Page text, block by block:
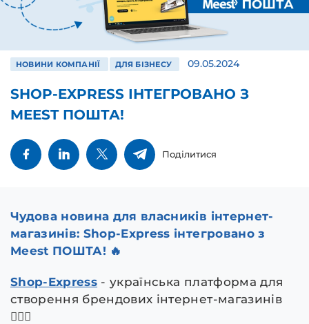
НОВИНИ КОМПАНІЇ ДЛЯ БІЗНЕСУ 09.05.2024
SHOP-EXPRESS ІНТЕГРОВАНО З
MEEST ПОШТА!
Поділитися
Чудова новина для власників інтернет-
магазинів: Shop-Express інтегровано з
Meest ПОШТА! 🔥
Shop-Express - українська платформа для
створення брендових інтернет-магазинів
🙂‍↕️✨